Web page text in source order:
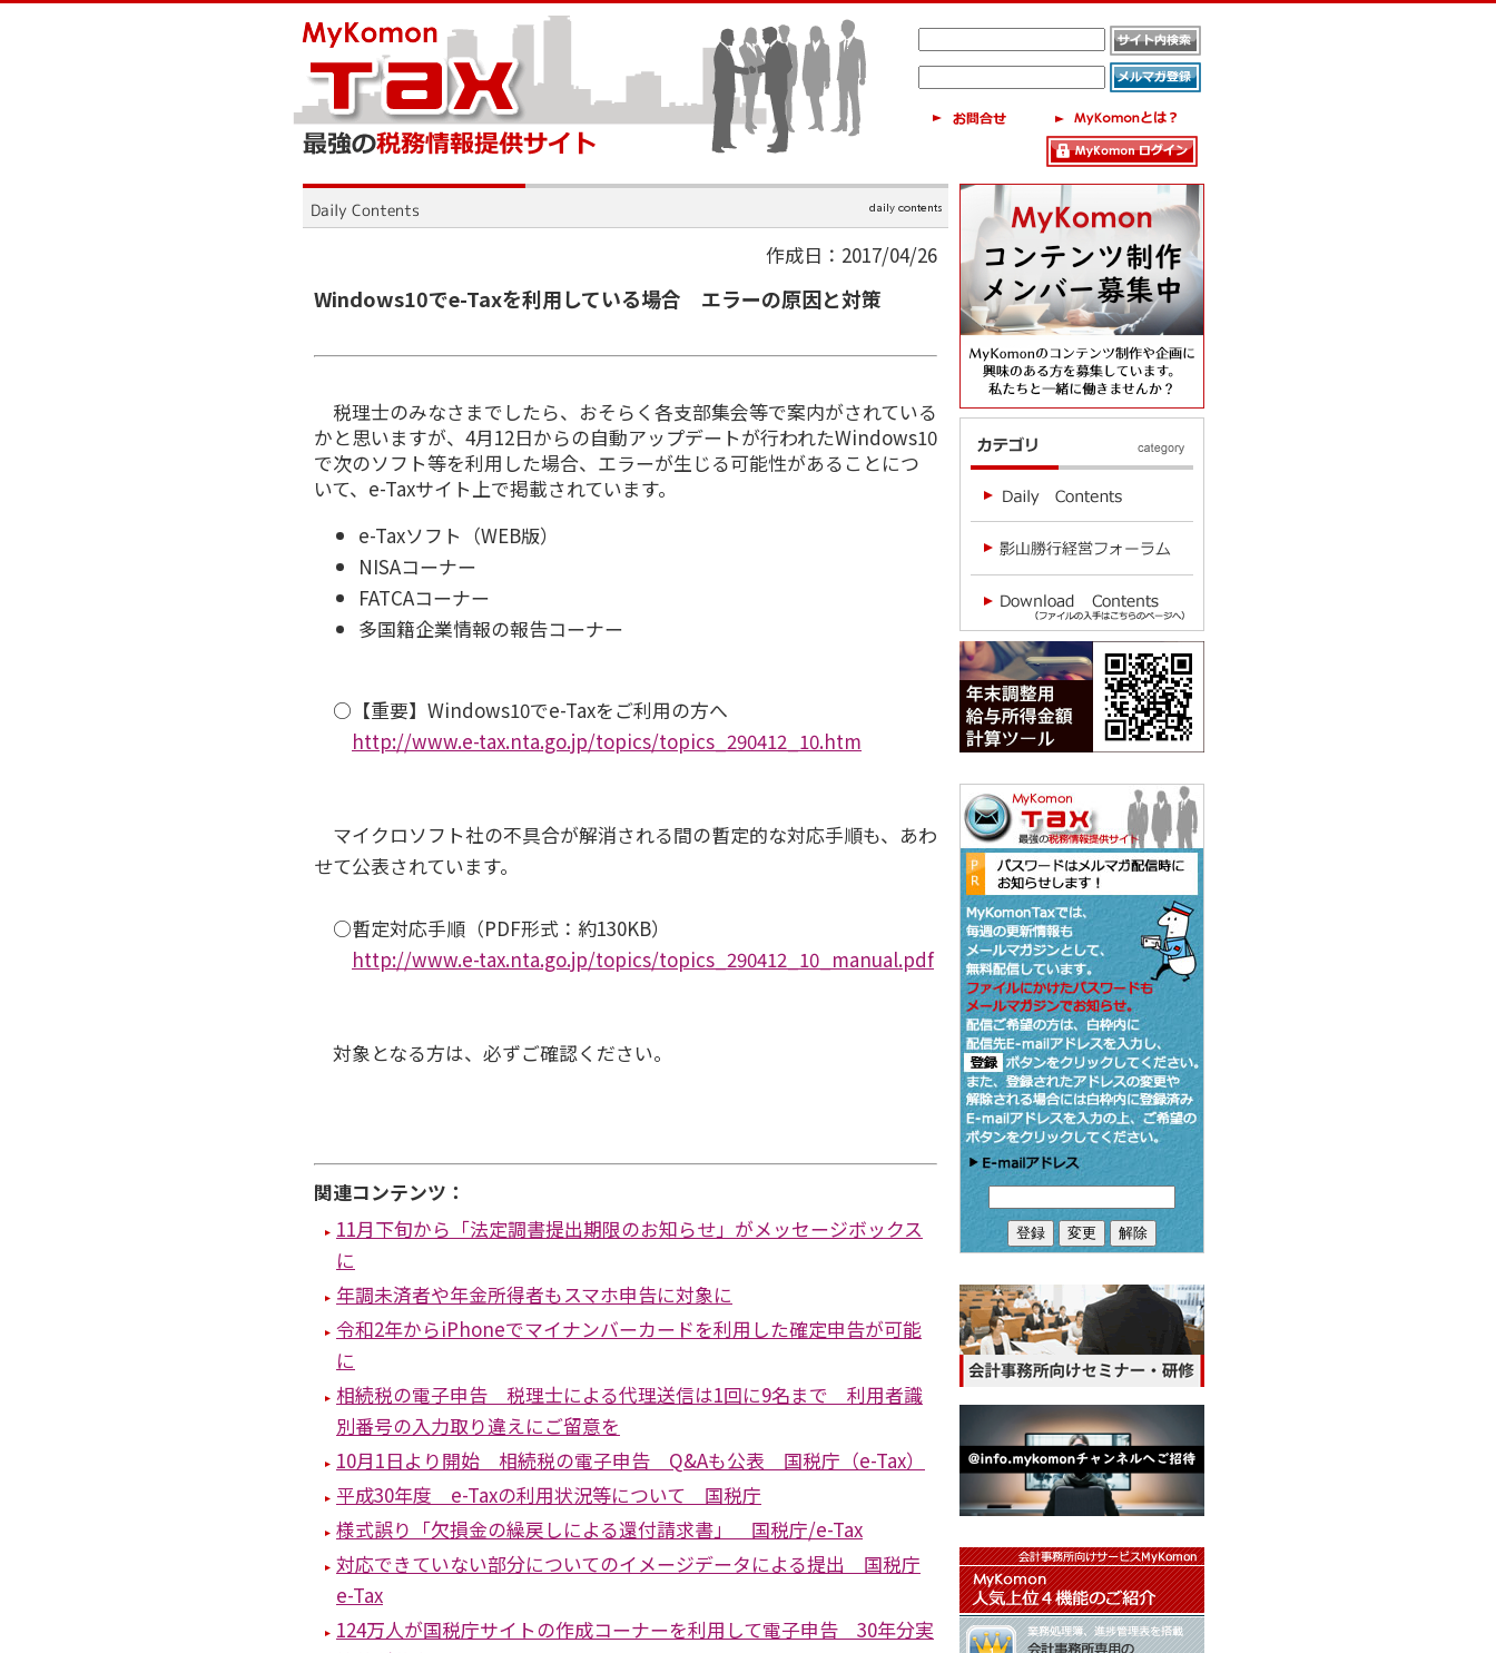
作成日：2017/04/26
Windows10でe-Taxを利用している場合 エラーの原因と対策
税理士のみなさまでしたら、おそらく各支部集会等で案内がされている
かと思いますが、4月12日からの自動アップデートが行われたWindows10
で次のソフト等を利用した場合、エラーが生じる可能性があることにつ
いて、e-Taxサイト上で掲載されています。
e-Taxソフト（WEB版）
NISAコーナー
FATCAコーナー
多国籍企業情報の報告コーナー
○【重要】Windows10でe-Taxをご利用の方へ
http://www.e-tax.nta.go.jp/topics/topics_290412_10.htm
マイクロソフト社の不具合が解消される間の暫定的な対応手順も、あわ
せて公表されています。
○暫定対応手順（PDF形式：約130KB）
http://www.e-tax.nta.go.jp/topics/topics_290412_10_manual.pdf
対象となる方は、必ずご確認ください。
関連コンテンツ：
11月下旬から「法定調書提出期限のお知らせ」がメッセージボックス
に
年調未済者や年金所得者もスマホ申告に対象に
令和2年からiPhoneでマイナンバーカードを利用した確定申告が可能
に
相続税の電子申告 税理士による代理送信は1回に9名まで 利用者識
別番号の入力取り違えにご留意を
10月1日より開始 相続税の電子申告 Q&Aも公表 国税庁（e-Tax）
平成30年度 e-Taxの利用状況等について 国税庁
様式誤り「欠損金の繰戻しによる還付請求書」 国税庁/e-Tax
対応できていない部分についてのイメージデータによる提出 国税庁
e-Tax
124万人が国税庁サイトの作成コーナーを利用して電子申告 30年分実